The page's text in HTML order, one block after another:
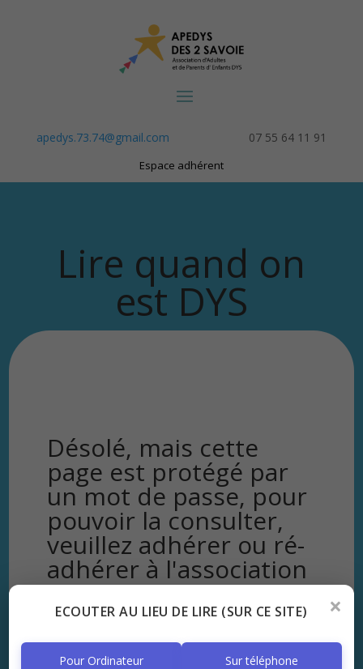
apedys.73.74@gmail.com 07 55 64 11 91
Espace adhérent
Lire quand on
est DYS
Désolé, mais cette
page est protégé par
un mot de passe, pour
pouvoir la consulter,
veuillez adhérer ou ré-
adhérer à l'association
×
ECOUTER AU LIEU DE LIRE (SUR CE SITE)
Pour Ordinateur Sur téléphone